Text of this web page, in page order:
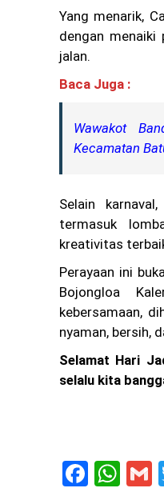
Yang menarik,
dengan menaiki
jalan.
Baca Juga :
Wawakot
Kecamatan
Selain
termasuk
kreativitas
Perayaan ini
Bojongloa
kebersamaan,
nyaman, bersih,
Selamat Hari
selalu kita
F W